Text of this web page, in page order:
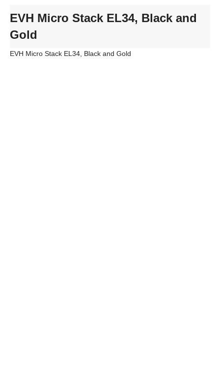
EVH Micro Stack EL34, Black and
Gold
EVH Micro Stack EL34, Black and Gold